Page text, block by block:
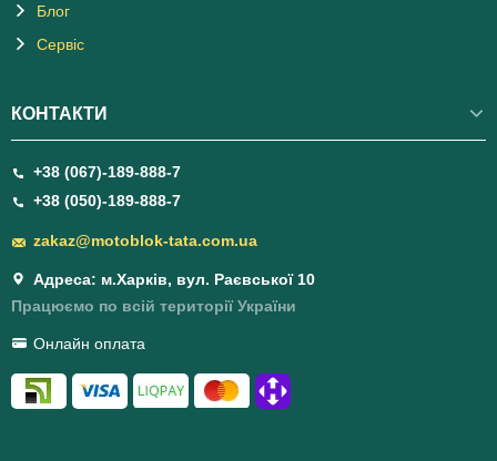
Блог
Сервіс
КОНТАКТИ
+38 (067)-189-888-7
+38 (050)-189-888-7
zakaz@motoblok-tata.com.ua
Адреса: м.Харків, вул. Раєвської 10
Працюємо по всій території України
Онлайн оплата